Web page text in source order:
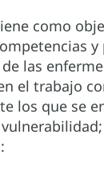
como
y
las
el trabajo
los que se